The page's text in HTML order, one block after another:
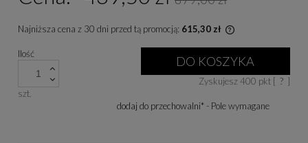
Najniższa cena z 30 dni przed tą promocją: 615,30 zł
niż 30 dni,
cena od
się w sprzedaży.
Ilość
szt.
DO KOSZYKA
Zyskujesz 400 pkt [ ? ]
dodaj do przechowalni* - Pole wymagane